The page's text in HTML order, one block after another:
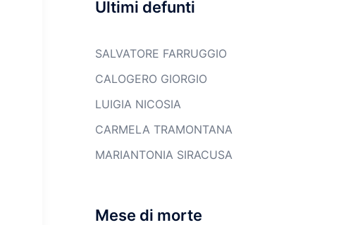
Ultimi defunti
SALVATORE FARRUGGIO
CALOGERO GIORGIO
LUIGIA NICOSIA
CARMELA TRAMONTANA
MARIANTONIA SIRACUSA
Mese di morte